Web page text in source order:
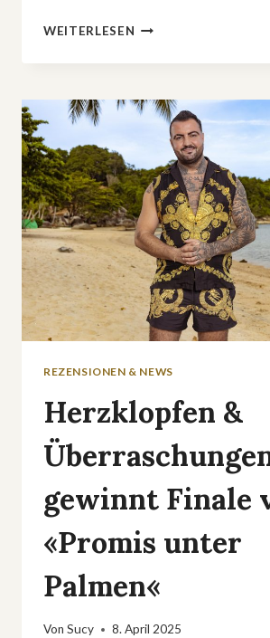
WEITERLESEN JULIA
IST
MIT
»BITTE
MELDE
DICH«
REZENSIONEN & NEWS
Herzklopfen &
gewinnt Finale
«Promis unter
Palmen«
Von Sucy 8. April 2025